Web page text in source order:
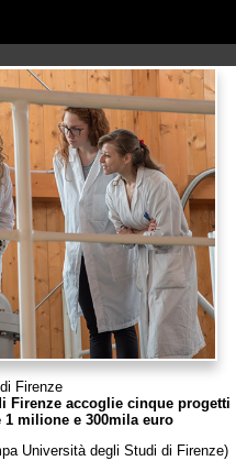
Firenze
Firenze accoglie cinque progetti
milione e 300mila euro
Università degli Studi di Firenze)